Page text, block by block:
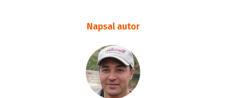
Napsal autor